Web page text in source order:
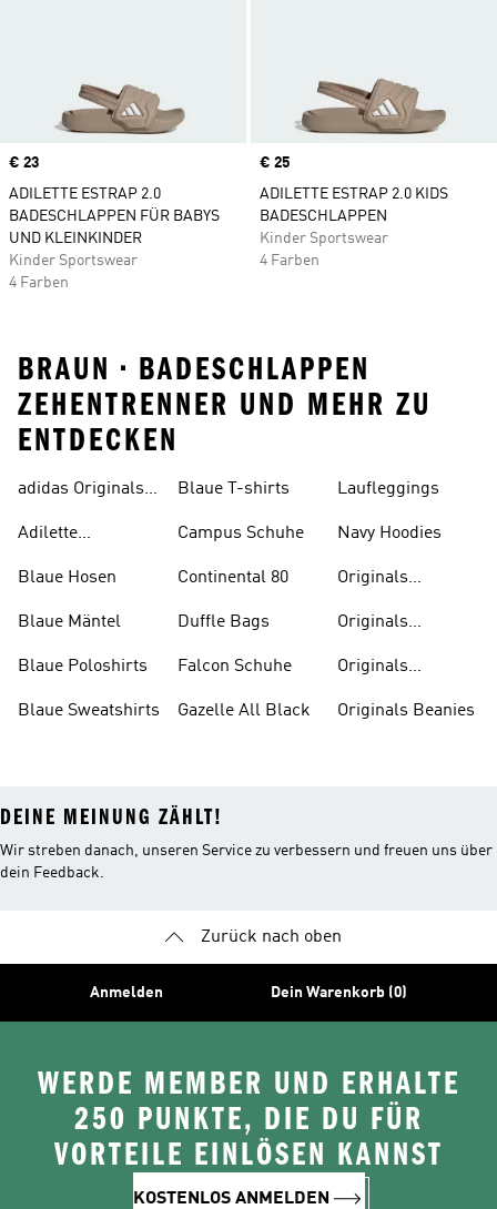
Price
€ 23
ADILETTE ESTRAP 2.0
BADESCHLAPPEN FÜR BABYS
UND KLEINKINDER
Kinder Sportswear
4 Farben
Price
€ 25
ADILETTE ESTRAP 2.0 KIDS
BADESCHLAPPEN
Kinder Sportswear
4 Farben
BRAUN • BADESCHLAPPEN
ZEHENTRENNER UND MEHR ZU
ENTDECKEN
adidas Originals
Adilette
Blaue Hosen
Blaue Mäntel
Blaue Poloshirts
Blaue Sweatshirts
Blaue T-shirts
Campus Schuhe
Continental 80
Duffle Bags
Falcon Schuhe
Gazelle All Black
Laufleggings
Navy Hoodies
Originals
Originals
Originals
Oberteile
Originals Beanies
DEINE MEINUNG ZÄHLT!
Wir streben danach, unseren Service zu verbessern und freuen uns über
dein Feedback.
Zurück nach oben
Anmelden Dein Warenkorb (0)
WERDE MEMBER UND ERHALTE
250 PUNKTE, DIE DU FÜR
VORTEILE EINLÖSEN KANNST
KOSTENLOS ANMELDEN